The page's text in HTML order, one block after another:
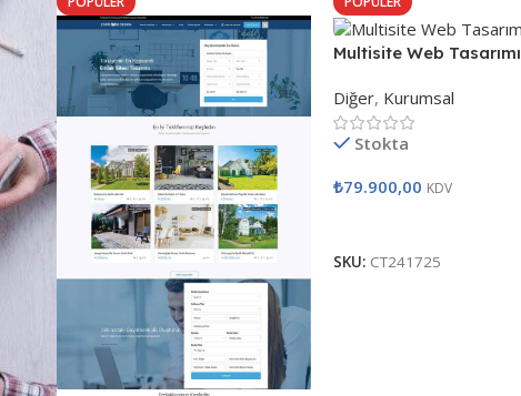
Multisite Web Tasarımı
Diğer, Kurumsal
Stokta
₺79.900,00 KDV
SKU: CT241725